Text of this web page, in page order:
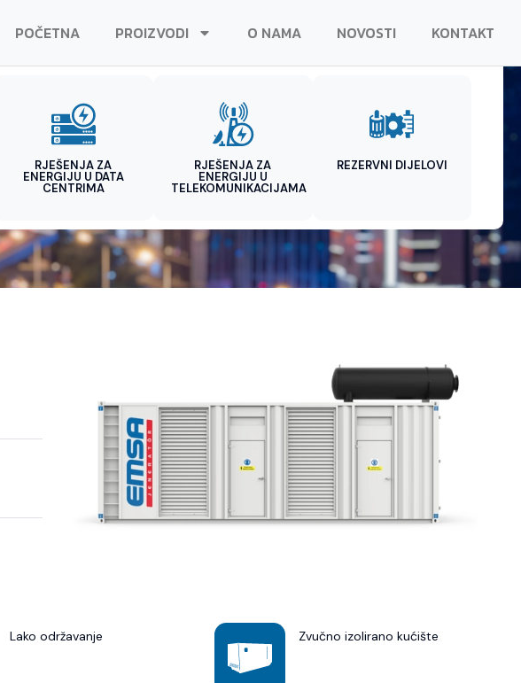
POČETNA PROIZVODI O NAMA NOVOSTI KONTAKT
RJEŠENJA ZA
ENERGIJU U DATA
CENTRIMA
RJEŠENJA ZA
ENERGIJU U
TELEKOMUNIKACIJAMA
REZERVNI DIJELOVI
Lako održavanje Zvučno izolirano kućište